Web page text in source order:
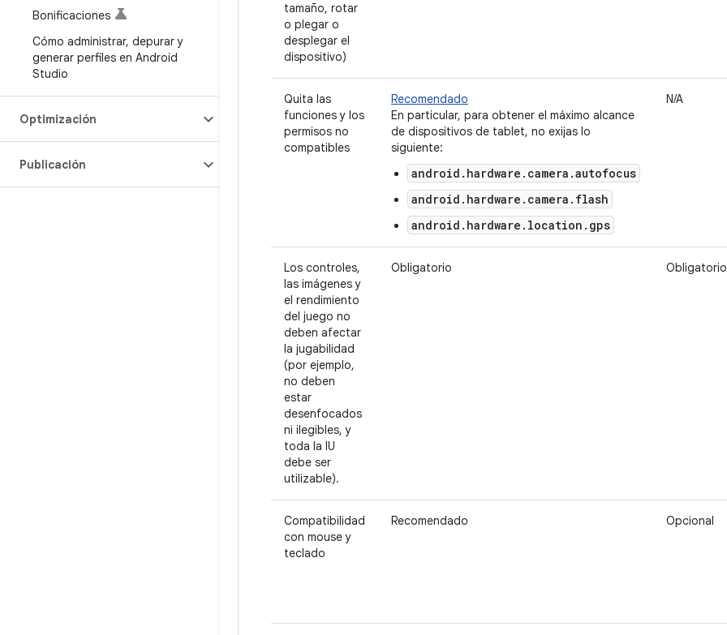
Bonificaciones
Cómo administrar, depurar y
generar perfiles en Android
Studio
Optimización
Publicación
tamaño, rotar
o plegar o
desplegar el
dispositivo)
Quita las
funciones y los
permisos no
compatibles
Recomendado
En particular, para obtener el máximo alcance
de dispositivos de tablet, no exijas lo
siguiente:
android.hardware.camera.autofocus
android.hardware.camera.flash
android.hardware.location.gps
N/A
Los controles,
las imágenes y
el rendimiento
del juego no
deben afectar
la jugabilidad
(por ejemplo,
no deben
estar
desenfocados
ni ilegibles, y
toda la IU
debe ser
utilizable).
Obligatorio Obligatorio
Compatibilidad
con mouse y
teclado
Recomendado Opcional